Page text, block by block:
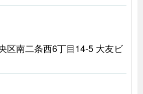
区南二条西6丁目14-5 大友ビ